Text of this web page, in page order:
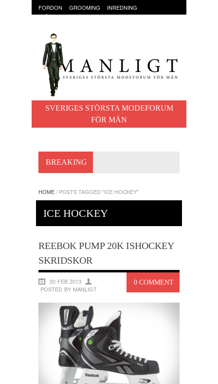
FORDON GROOMING
INREDNING
KLÄDER & ACCESSOARER
MAT OCH DRYCK
SVERIGES STÖRSTA MODEFORUM
FÖR MÄN
BREAKING
HOME/ POSTS TAGGED "ICE HOCKEY"
ICE HOCKEY
REEBOK PUMP 20K ISHOCKEY
SKRIDSKOR
0 COMMENT
20 FEB 2013
POSTED BY MANLIGT